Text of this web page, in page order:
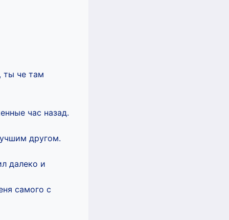
че там
час назад.
другом.
далеко и
самого с